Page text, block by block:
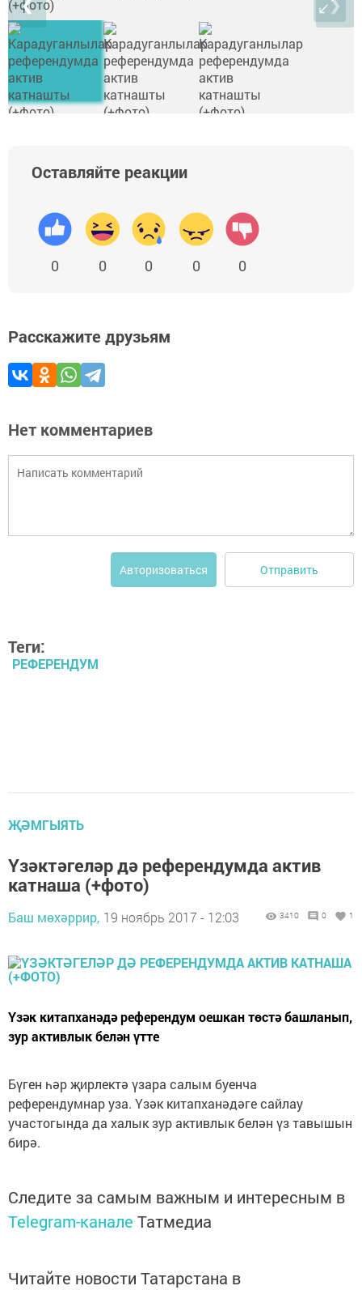
❮ ❯
Оставляйте реакции
0 0 0 0 0
Расскажите друзьям
Нет комментариев
Авторизоваться Отправить
Теги:
РЕФЕРЕНДУМ
ҖӘМГЫЯТЬ
Үзәктәгеләр дә референдумда актив
катнаша (+фото)
Баш мөхәррир, 19 ноябрь 2017 - 12:03 3410 0 1
Үзәк китапханәдә референдум оешкан төстә башланып,
зур активлык белән үтте
Бүген һәр җирлектә үзара салым буенча
референдумнар уза. Үзәк китапханәдәге сайлау
участогында да халык зур активлык белән үз тавышын
бирә.
Следите за самым важным и интересным в
Telegram-канале Татмедиа
Читайте новости Татарстана в